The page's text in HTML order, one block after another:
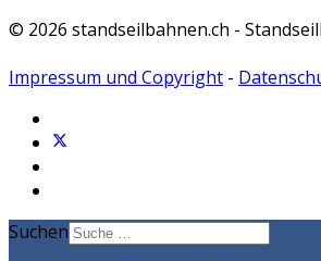
© 2026 standseilbahnen.ch -
Impressum und Copyright -
Suchen